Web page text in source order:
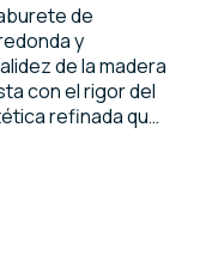
de
y
de la madera
con el rigor del
refinada que
atención a los
los materiales lo